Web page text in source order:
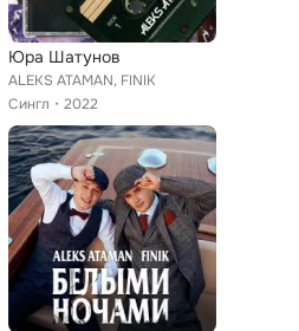
Юра Шатунов
ALEKS ATAMAN, FINIK
Сингл
2022